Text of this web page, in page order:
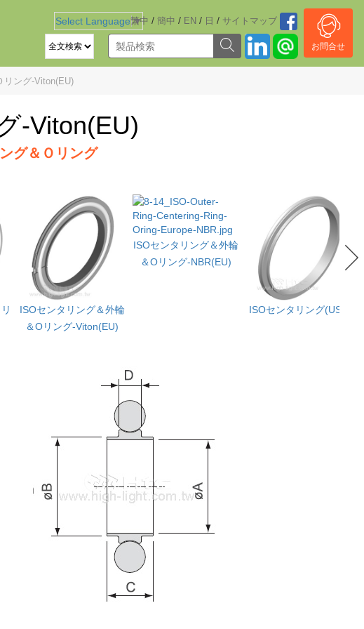
繁中 / 簡中 / EN / 日 / サイトマッブ
Select Language ▼
お問合せ
リング-Viton(EU)
-Viton(EU)
グ＆Ｏリング
ISOセンタリング＆外輪
＆Oリング-Viton(EU)
ISOセンタリング＆外輪
＆Oリング-NBR(EU)
ISOセンタリング(USA)